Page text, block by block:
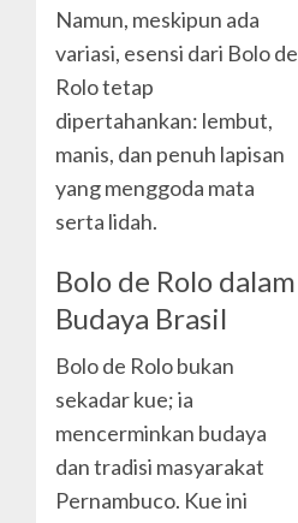
Namun, meskipun ada
variasi, esensi dari Bolo de
Rolo tetap
dipertahankan: lembut,
manis, dan penuh lapisan
yang menggoda mata
serta lidah.
Bolo de Rolo dalam
Budaya Brasil
Bolo de Rolo bukan
sekadar kue; ia
mencerminkan budaya
dan tradisi masyarakat
Pernambuco. Kue ini